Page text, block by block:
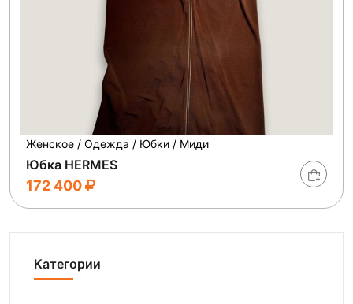
Женское / Одежда / Юбки / Миди
Юбка HERMES
172 400
Категории